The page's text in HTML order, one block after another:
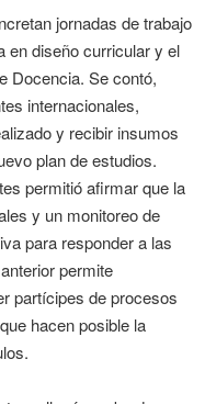
jornadas de trabajo
en diseño curricular y el
Docencia. Se contó,
internacionales,
y recibir insumos
plan de estudios.
permitió afirmar que la
y un monitoreo de
para responder a las
permite
partícipes de procesos
hacen posible la